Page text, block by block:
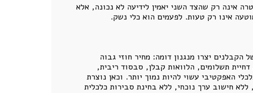
אינה רק שהצד השני יאמין לידיעה לא נכונה, אלא
אינו רק טעות. לפעמים הוא כלי נשק.
יצרו מנגנון דומה: מחיר חוזי גבוה
רשמי, מדווח ונקי, אך מאחוריו עומדים תנאי עסקה שמשנים את משמעותו הכלכלית. מבצעי 20/80, דחיית תשלומים, הלוואות קבלן, סבסוד ריבית,
האפקטיבי עשוי להיות נמוך יותר. וכאן נוצרת
חישוב ערך נוכחי, ללא בחינת סבירות כלכלית